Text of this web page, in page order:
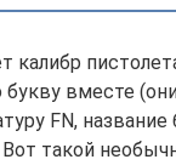
калибр
вместе
FN,
такой